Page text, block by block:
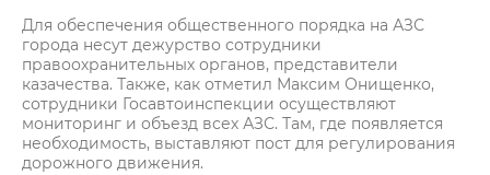
Для обеспечения общественного порядка на АЗС
города несут дежурство сотрудники
правоохранительных органов, представители
казачества. Также, как отметил Максим Онищенко,
сотрудники Госавтоинспекции осуществляют
мониторинг и объезд всех АЗС. Там, где появляется
необходимость, выставляют пост для регулирования
дорожного движения.